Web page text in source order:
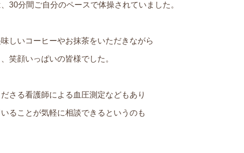
30分間ご自分のペースで体操されていました。
しいコーヒーやお抹茶をいただきながら
笑顔いっぱいの皆様でした。
さる看護師による血圧測定などもあり
ることが気軽に相談できるというのも